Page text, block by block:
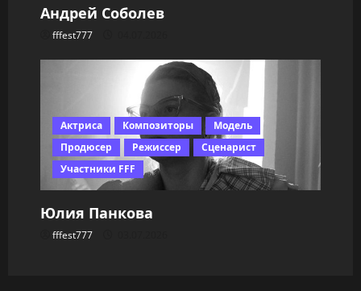
Андрей Соболев
fffest777
Актриса Композиторы
Модель
Продюсер
Режиссер
Сценарист
Участники FFF
Юлия Панкова
fffest777